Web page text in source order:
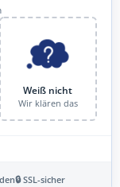
Weiß nicht
Wir klären das
🔒 SSL-sicher